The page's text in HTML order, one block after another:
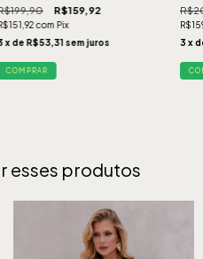
R$159,92
com Pix
x de R$53,31 sem juros
COMPRAR
3 x
esses produtos